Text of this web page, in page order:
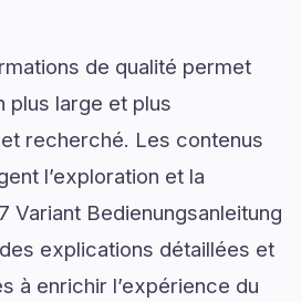
de qualité permet
plus large et plus
recherché. Les contenus
l’exploration et la
Variant Bedienungsanleitung
explications détaillées et
à enrichir l’expérience du